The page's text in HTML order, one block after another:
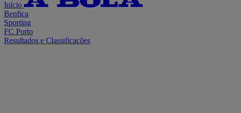
Início
Benfica
Sporting
FC Porto
Resultados e Classificações